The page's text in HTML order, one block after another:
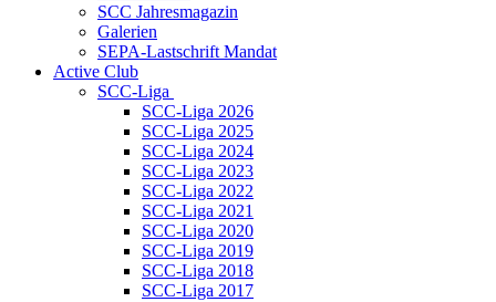
SCC Jahresmagazin
Galerien
SEPA-Lastschrift Mandat
Active Club
SCC-Liga
SCC-Liga 2026
SCC-Liga 2025
SCC-Liga 2024
SCC-Liga 2023
SCC-Liga 2022
SCC-Liga 2021
SCC-Liga 2020
SCC-Liga 2019
SCC-Liga 2018
SCC-Liga 2017